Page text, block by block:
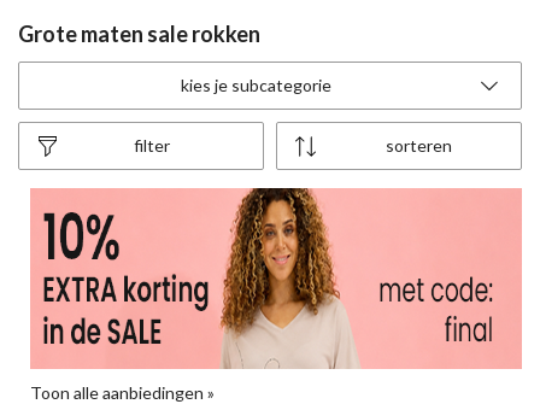
Grote maten sale rokken
kies je subcategorie
sorteren
filter
Toon alle aanbiedingen »